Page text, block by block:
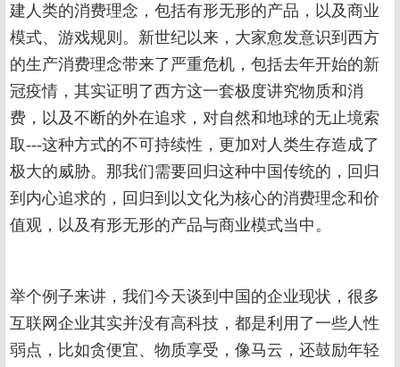
建人类的消费理念，包括有形无形的产品，以及商业
模式、游戏规则。新世纪以来，大家愈发意识到西方
的生产消费理念带来了严重危机，包括去年开始的新
冠疫情，其实证明了西方这一套极度讲究物质和消
费，以及不断的外在追求，对自然和地球的无止境索
取---这种方式的不可持续性，更加对人类生存造成了
极大的威胁。那我们需要回归这种中国传统的，回归
到内心追求的，回归到以文化为核心的消费理念和价
值观，以及有形无形的产品与商业模式当中。
举个例子来讲，我们今天谈到中国的企业现状，很多
互联网企业其实并没有高科技，都是利用了一些人性
弱点，比如贪便宜、物质享受，像马云，还鼓励年轻